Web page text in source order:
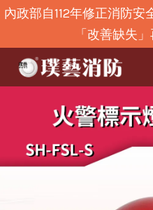
內政部自112年修正消防
「改善缺失
您的購物車
繼